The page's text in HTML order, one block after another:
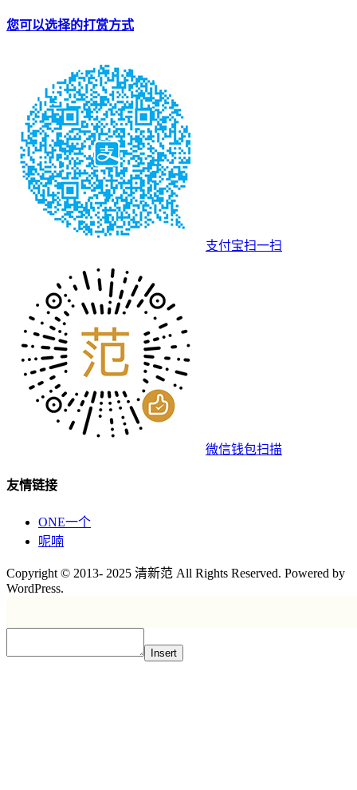
您可以选择的打赏方式
支付宝扫一扫
微信钱包扫描
友情链接
ONE一个
呢喃
Copyright © 2013- 2025 清新范 All Rights Reserved. Powered by
WordPress.
Insert